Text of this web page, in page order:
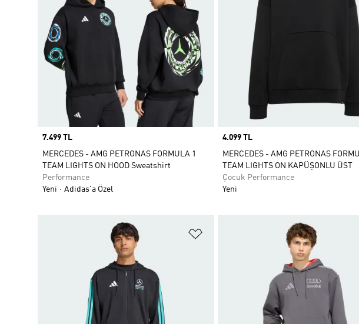
Price
7.499 TL
MERCEDES - AMG PETRONAS FORMULA 1
TEAM LIGHTS ON HOOD Sweatshirt
Performance
Yeni
Adidas'a Özel
Price
4.099 TL
MERCEDES - AMG PETRONAS
TEAM LIGHTS ON KAPÜŞONLU ÜST
Çocuk Performance
Yeni
Favori Listesine Ekle